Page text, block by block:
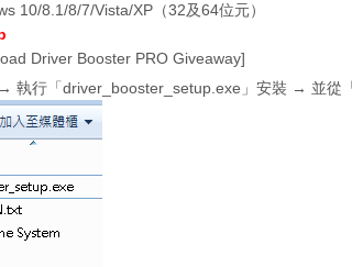
10/8.1/8/7/Vista/XP（32及64位元）
Driver Booster PRO Giveaway]
執行「driver_booster_setup.exe」安裝 → 並從